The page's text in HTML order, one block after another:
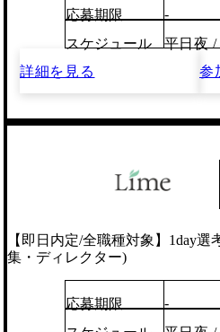
応募期限
-
スケジュール
平日夜 /
詳細を見る
参
【即日内定/全職種対象】1day
集・ディレクター)
応募期限
-